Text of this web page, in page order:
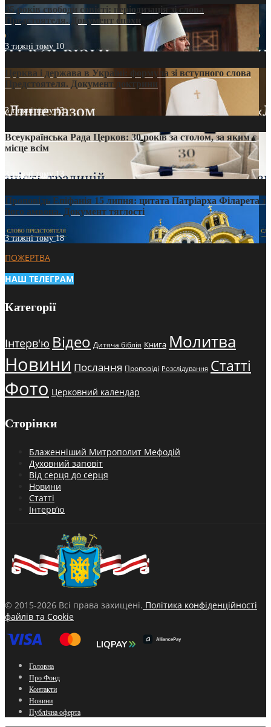
35 років свободи совісті: періодизація зі слова
Предстоятеля. Документ епохи
3 тижні тому 10
Церква і держава в Україні: формула зі вступного слова
Предстоятеля. Документ доктрини
3 тижні тому13
Всеукраїнська Рада Церков: 30 років за столом, за яким є
місце всім
3 тижні тому13
Проповідь Епіфанія 15 липня: цитата Патріарха Філарета з
його амвона. Документ тяглості
3 тижні тому18
ПОЖЕРТВА
НАШ ТЕЛЕГРАМ
Категорії
Інтерв'ю Відео Дитяча біблія Книга Молитва
Новини Послання Проповіді Розслідування Статті
Фото Церковний календар
Сторінки
Блаженніший Митрополит Мефодій
Духовний заповіт
Від серця до серця
Новини
Статті
Інтерв’ю
© 2015-2026 Всі права захищені. Політика конфіденційності
файлів та Cookie
Головна
Про Фонд
Контакти
Новини
Публічна оферта